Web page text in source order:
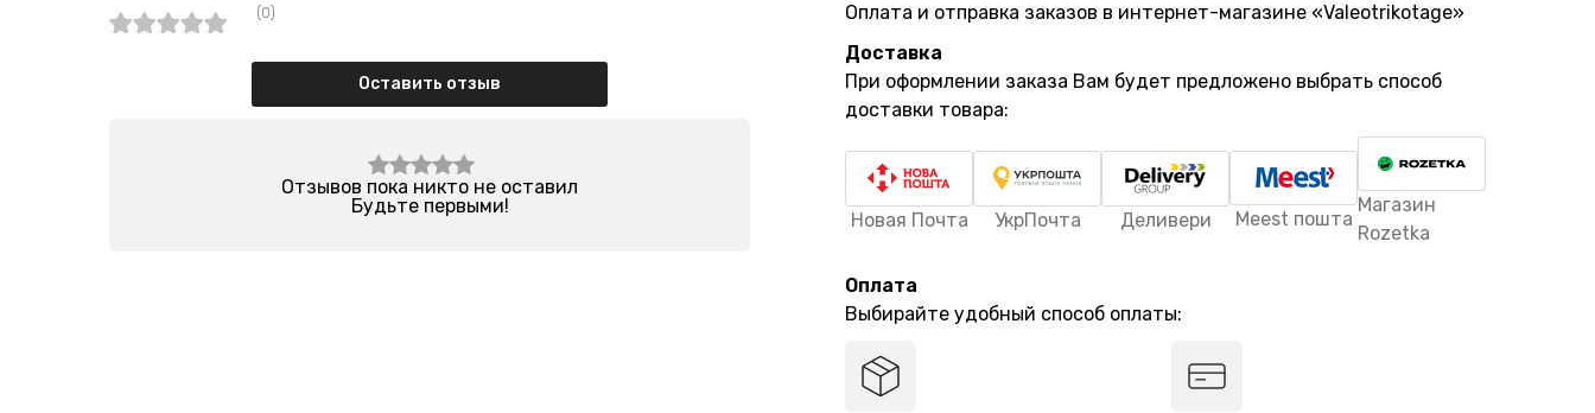
(0)
Оставить отзыв
Отзывов пока никто не оставил
Будьте первыми!
Оплата и отправка заказов в интернет-магазине «Valeotrikotage»
Доставка
При оформлении заказа Вам будет предложено выбрать способ
доставки товара:
Новая Почта УкрПочта Деливери Meest пошта
Магазин
Rozetka
Оплата
Выбирайте удобный способ оплаты: